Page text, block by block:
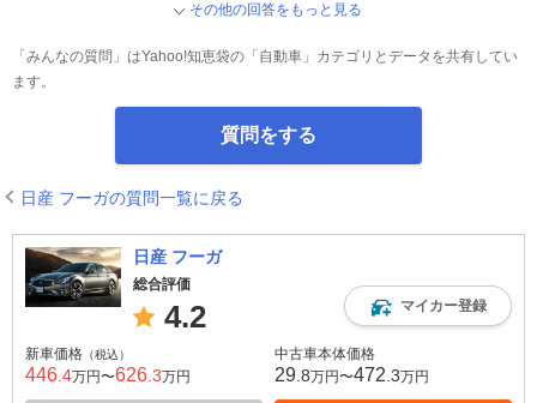
その他の回答をもっと見る
「みんなの質問」はYahoo!知恵袋の「自動車」カテゴリとデータを共有してい
ます。
質問をする
日産 フーガの質問一覧に戻る
日産 フーガ
総合評価
4.2 マイカー登録
新車価格 （税込）
446 .4万円〜626 .3万円
中古車本体価格
29 .8万円〜472 .3万円